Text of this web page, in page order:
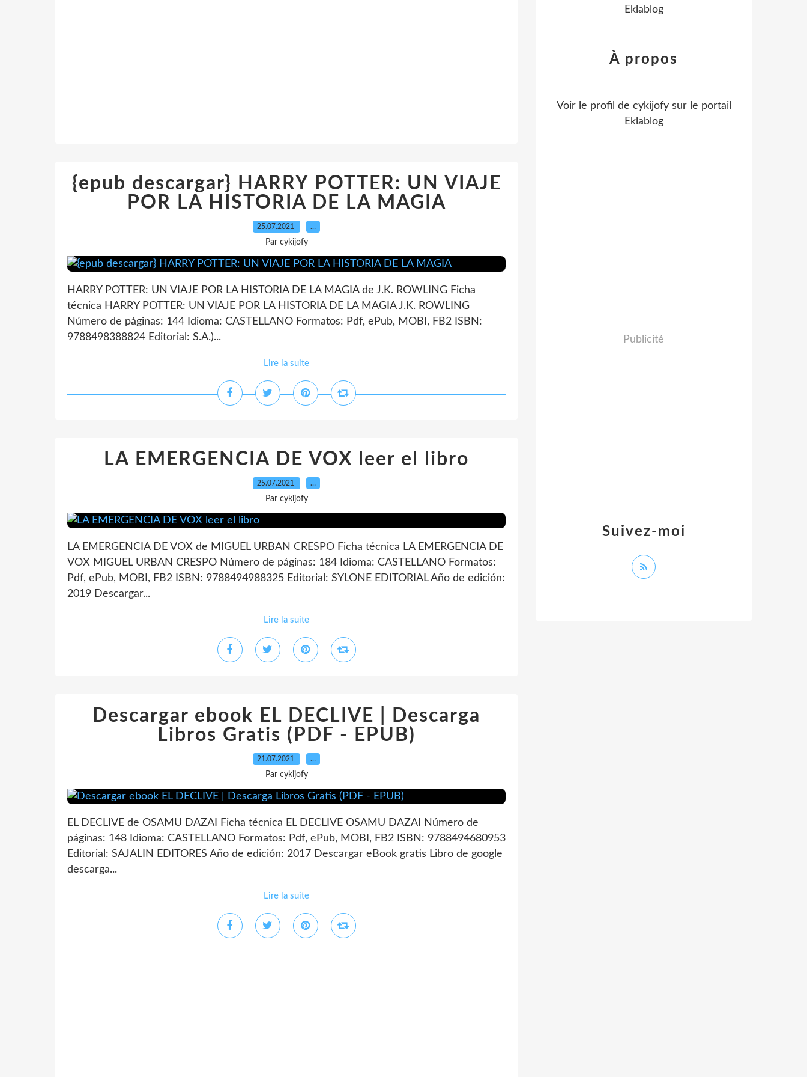
{epub descargar} HARRY POTTER: UN VIAJE
POR LA HISTORIA DE LA MAGIA
25.07.2021 …
Par cykijofy
HARRY POTTER: UN VIAJE POR LA HISTORIA DE LA MAGIA de J.K. ROWLING Ficha
técnica HARRY POTTER: UN VIAJE POR LA HISTORIA DE LA MAGIA J.K. ROWLING
Número de páginas: 144 Idioma: CASTELLANO Formatos: Pdf, ePub, MOBI, FB2 ISBN:
9788498388824 Editorial: S.A.)...
Lire la suite
LA EMERGENCIA DE VOX leer el libro
25.07.2021 …
Par cykijofy
LA EMERGENCIA DE VOX de MIGUEL URBAN CRESPO Ficha técnica LA EMERGENCIA DE
VOX MIGUEL URBAN CRESPO Número de páginas: 184 Idioma: CASTELLANO Formatos:
Pdf, ePub, MOBI, FB2 ISBN: 9788494988325 Editorial: SYLONE EDITORIAL Año de edición:
2019 Descargar...
Lire la suite
Descargar ebook EL DECLIVE | Descarga
Libros Gratis (PDF - EPUB)
21.07.2021 …
Par cykijofy
EL DECLIVE de OSAMU DAZAI Ficha técnica EL DECLIVE OSAMU DAZAI Número de
páginas: 148 Idioma: CASTELLANO Formatos: Pdf, ePub, MOBI, FB2 ISBN: 9788494680953
Editorial: SAJALIN EDITORES Año de edición: 2017 Descargar eBook gratis Libro de google
descarga...
Lire la suite
Eklablog
Suivez-moi
À propos
Voir le profil de cykijofysur le portail
Eklablog
Publicité